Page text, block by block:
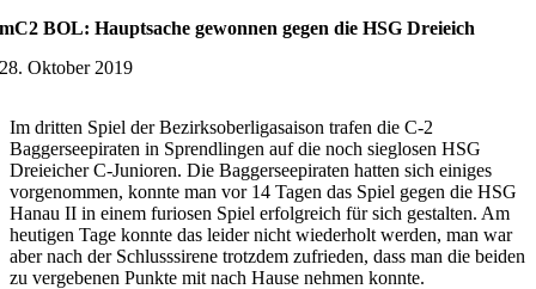
mC2 BOL: Hauptsache gewonnen gegen die HSG Dreieich
28. Oktober 2019
Im dritten Spiel der Bezirksoberligasaison trafen die C-2
Baggerseepiraten in Sprendlingen auf die noch sieglosen HSG
Dreieicher C-Junioren. Die Baggerseepiraten hatten sich einiges
vorgenommen, konnte man vor 14 Tagen das Spiel gegen die HSG
Hanau II in einem furiosen Spiel erfolgreich für sich gestalten. Am
heutigen Tage konnte das leider nicht wiederholt werden, man war
aber nach der Schlusssirene trotzdem zufrieden, dass man die beiden
zu vergebenen Punkte mit nach Hause nehmen konnte.